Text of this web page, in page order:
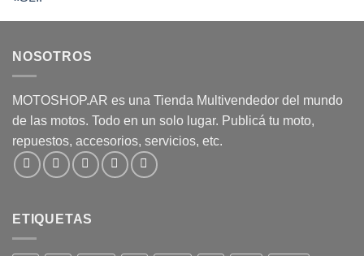
NOSOTROS
MOTOSHOP.AR es una Tienda Multivendedor del mundo
de las motos. Todo en un solo lugar. Publicá tu moto,
repuestos, accesorios, servicios, etc.
ETIQUETAS